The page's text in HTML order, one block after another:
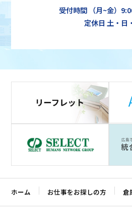
受付時間 （月~金）
定休日 土・日
ホーム お仕事をお探しの方 倉